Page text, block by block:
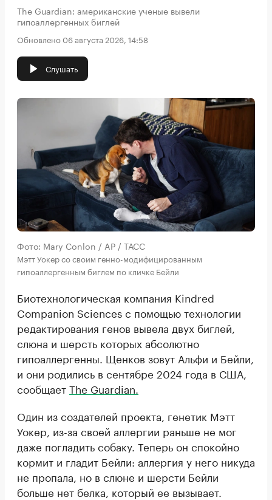
The Guardian: американские ученые вывели
гипоаллергенных биглей
Обновлено 06 августа 2026, 14:58
Слушать
Фото: Mary Conlon / AP / ТАСС
Мэтт Уокер со своим генно-модифицированным
гипоаллергенным биглем по кличке Бейли
Биотехнологическая компания Kindred
Companion Sciences с помощью технологии
редактирования генов вывела двух биглей,
слюна и шерсть которых абсолютно
гипоаллергенны. Щенков зовут Альфи и Бейли,
и они родились в сентябре 2024 года в США,
сообщаетThe Guardian.
Один из создателей проекта, генетик Мэтт
Уокер, из-за своей аллергии раньше не мог
даже погладить собаку. Теперь он спокойно
кормит и гладит Бейли: аллергия у него никуда
не пропала, но в слюне и шерсти Бейли
больше нет белка, который ее вызывает.